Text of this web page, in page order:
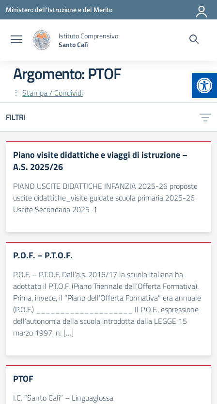
Vai ai contenuti
Vai al menu di navigazione
Vai al footer
Ministero dell'Istruzione e del Merito
Istituto Comprensivo
Santo Calì
Argomento: PTOF
Stampa / Condividi
FILTRI
Piano visite didattiche e viaggi di istruzione –
A.S. 2025/26
PIANO USCITE DIDATTICHE INFANZIA 2025-26 proposte
uscite didattiche_visite guidate scuola primaria 2025-26
Uscite Secondaria 2025-1
P.O.F. – P.T.O.F.
P.O.F. – P.T.O.F. Dall’a.s. 2016/17 la scuola italiana ha
adottato il P.T.O.F. (Piano Triennale dell’Offerta Formativa).
Prima, invece, il “Piano dell’Offerta Formativa” era annuale
(P.O.F.) ____________________ Il P.O.F., espressione
dell’autonomia della scuola introdotta dalla LEGGE 15
marzo 1997, n. […]
PTOF
I.C. “Santo Calì” – Linguaglossa